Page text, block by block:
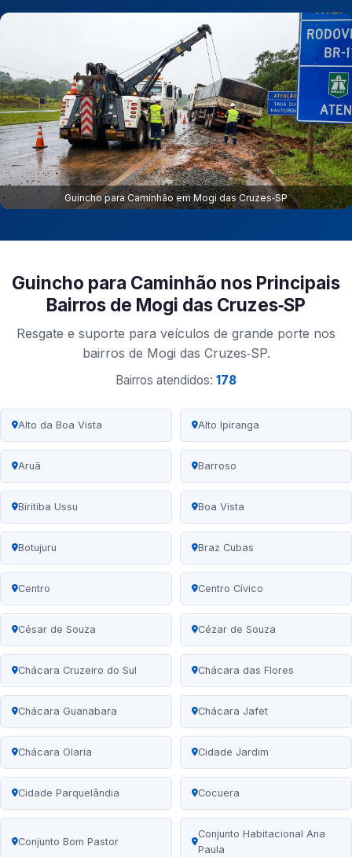
Guincho para Caminhão em Mogi das Cruzes‑SP
Guincho para Caminhão nos Principais
Bairros de Mogi das Cruzes‑SP
Resgate e suporte para veículos de grande porte nos
bairros de Mogi das Cruzes‑SP.
Bairros atendidos: 178
Alto da Boa Vista Alto Ipiranga
Aruã Barroso
Biritiba Ussu Boa Vista
Botujuru Braz Cubas
Centro Centro Cívico
César de Souza Cézar de Souza
Chácara Cruzeiro do Sul Chácara das Flores
Chácara Guanabara Chácara Jafet
Chácara Olaria Cidade Jardim
Cidade Parquelândia Cocuera
Conjunto Bom Pastor
Conjunto Habitacional Ana
Paula